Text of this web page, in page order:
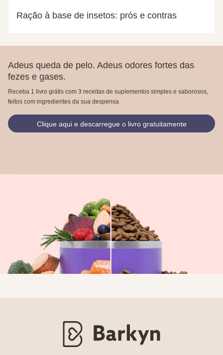
Ração à base de insetos: prós e contras
Adeus queda de pelo. Adeus odores fortes das
fezes e gases.
Receba 1 livro grátis com 3 receitas de suplementos simples e saborosos,
feitos com ingredientes da sua despensa
Clique aqui e descarregue o livro gratuitamente